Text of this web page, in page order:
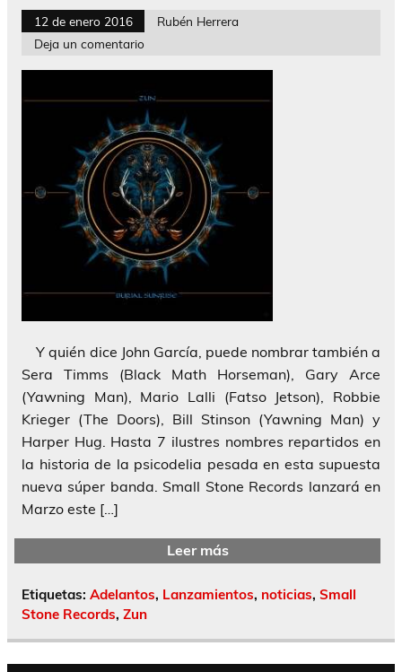
12 de enero 2016
Rubén Herrera
Deja un comentario
Y quién dice John García, puede nombrar también a
Sera Timms (Black Math Horseman), Gary Arce
(Yawning Man), Mario Lalli (Fatso Jetson), Robbie
Krieger (The Doors), Bill Stinson (Yawning Man) y
Harper Hug. Hasta 7 ilustres nombres repartidos en
la historia de la psicodelia pesada en esta supuesta
nueva súper banda. Small Stone Records lanzará en
Marzo este […]
Leer más
Etiquetas: Adelantos, Lanzamientos, noticias, Small
Stone Records, Zun